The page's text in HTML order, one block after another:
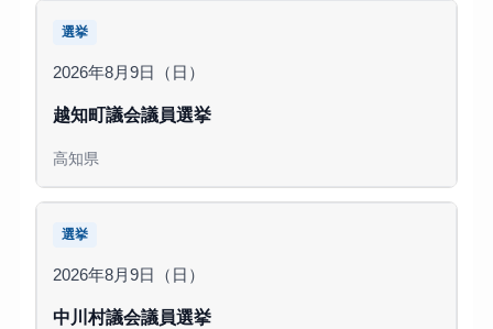
選挙
2026年8月9日（日）
越知町議会議員選挙
高知県
選挙
2026年8月9日（日）
中川村議会議員選挙